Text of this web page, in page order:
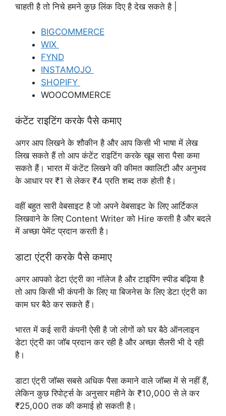
चाहती है तो निचे हमने कुछ लिंक दिए है देख सकते है |
BIGCOMMERCE
WIX
FYND
INSTAMOJO
SHOPIFY
WOOCOMMERCE
कंटेंट राइटिंग करके पैसे कमाए
अगर आप लिखने के शौकीन है और आप किसी भी भाषा में लेख
लिख सकते हैं तो आप कंटेंट राइटिंग करके खूब सारा पैसा कमा
सकते हैं। भारत में कंटेंट लिखने की कीमत क्वालिटी और अनुभव
के आधार पर ₹1 से लेकर ₹4 प्रति शब्द तक होती है।
वहीं बहुत सारी वेबसाइट है जो अपने वेबसाइट के लिए आर्टिकल
लिखवाने के लिए Content Writer को Hire करती है और बदले
में अच्छा पेमेंट प्रदान करती है।
डाटा एंट्री करके पैसे कमाए
अगर आपको डेटा एंट्री का नॉलेज है और टाइपिंग स्पीड बढ़िया है
तो आप किसी भी कंपनी के लिए या बिजनेस के लिए डेटा एंट्री का
काम घर बैठे कर सकते हैं।
भारत में कई सारी कंपनी ऐसी है जो लोगों को घर बैठे ऑनलाइन
डेटा एंट्री का जॉब प्रदान कर रही है और अच्छा सैलरी भी दे रही
है।
डाटा एंट्री जॉब्स सबसे अधिक पैसा कमाने वाले जॉब्स में से नहीं हैं,
लेकिन कुछ रिपोर्ट्स के अनुसार महीने के ₹10,000 से ले कर
₹25,000 तक की कमाई हो सकती है।